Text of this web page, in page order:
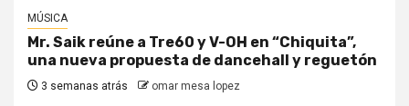
MÚSICA
Mr. Saik reúne a Tre60 y V-OH en “Chiquita”,
una nueva propuesta de dancehall y reguetón
3 semanas atrás omar mesa lopez